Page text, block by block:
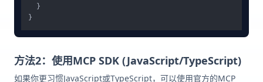
}
}
方法2：使用MCP SDK (JavaScript/TypeScript)
如果你更习惯JavaScript或TypeScript，可以使用官方的MCP